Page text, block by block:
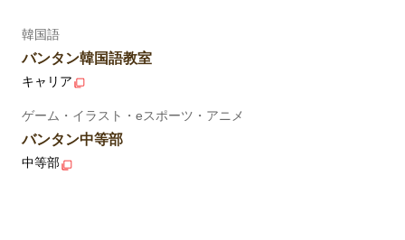
韓国語
バンタン韓国語教室
キャリア
ゲーム・イラスト・eスポーツ・アニメ
バンタン中等部
中等部